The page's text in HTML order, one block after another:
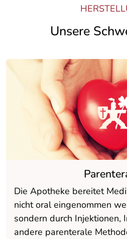
Unsere
Die Apotheke bereitet
nicht oral eingenommen
sondern durch Injektionen,
andere parenterale